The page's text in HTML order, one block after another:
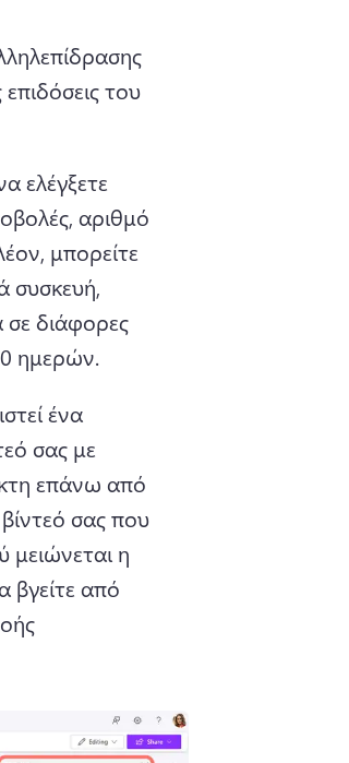
του
ελέγξετε
αριθμό
μπορείτε
συσκευή,
σε διάφορες
ημερών.
ένα
σας με
επάνω από
σας που
μειώνεται η
βγείτε από